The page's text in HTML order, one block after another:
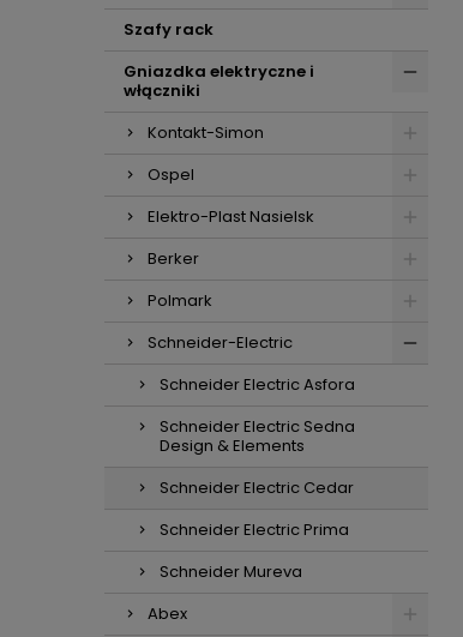
Szafy rack
Gniazdka elektryczne i
włączniki
Kontakt-Simon
Ospel
Elektro-Plast Nasielsk
Berker
Polmark
Schneider-Electric
Schneider Electric Asfora
Schneider Electric Sedna
Design & Elements
Schneider Electric Cedar
Schneider Electric Prima
Schneider Mureva
Abex